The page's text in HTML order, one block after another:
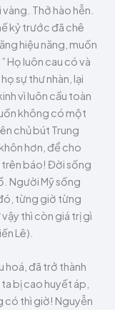
Thở hào hễn.
kỷ trước đã chê
hiệu năng, muốn
Họ luôn cau có và
sự thư nhàn, lại
vì luôn cầu toàn
không có một
chủ bút Trung
hơn, để cho
trên báo! Đời sống
Người Mỹ sống
từng giờ từng
thì còn giá trị gì
Lê).
hoá, đã trở thành
bị cao huyết áp,
có thì giờ! Nguyễn